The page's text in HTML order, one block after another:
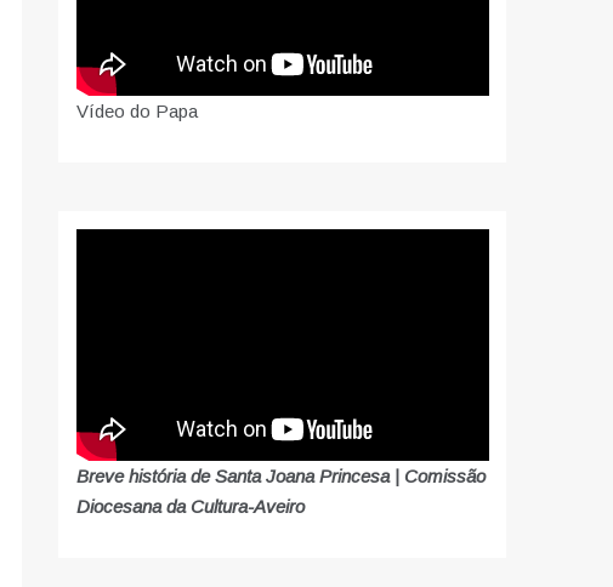
Vídeo do Papa
Breve história de Santa Joana Princesa | Comissão
Diocesana da Cultura-Aveiro